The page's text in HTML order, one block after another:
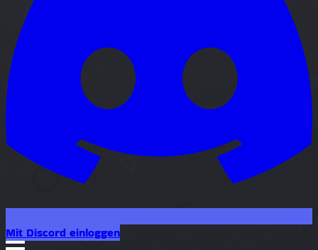
Mit Discord einloggen